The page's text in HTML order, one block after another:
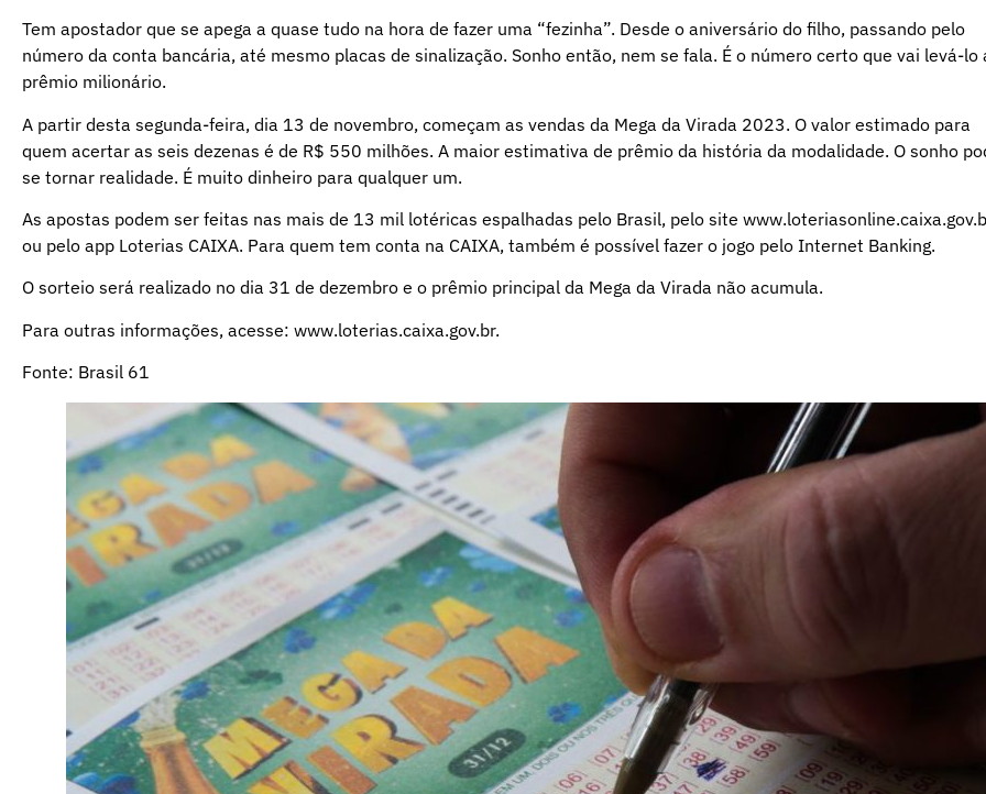
Tem apostador que se apega a quase tudo na hora de fazer uma “fezinha”. Desde o aniversário do filho, passando pelo
número da conta bancária, até mesmo placas de sinalização. Sonho então, nem se fala. É o número certo que vai levá-lo
prêmio milionário.
A partir desta segunda-feira, dia 13 de novembro, começam as vendas da Mega da Virada 2023. O valor estimado para
quem acertar as seis dezenas é de R$ 550 milhões. A maior estimativa de prêmio da história da modalidade. O sonho
se tornar realidade. É muito dinheiro para qualquer um.
As apostas podem ser feitas nas mais de 13 mil lotéricas espalhadas pelo Brasil, pelo site
ou pelo app Loterias CAIXA. Para quem tem conta na CAIXA, também é possível fazer o jogo pelo Internet Banking.
O sorteio será realizado no dia 31 de dezembro e o prêmio principal da Mega da Virada não acumula.
Para outras informações, acesse: www.loterias.caixa.gov.br.
Fonte: Brasil 61